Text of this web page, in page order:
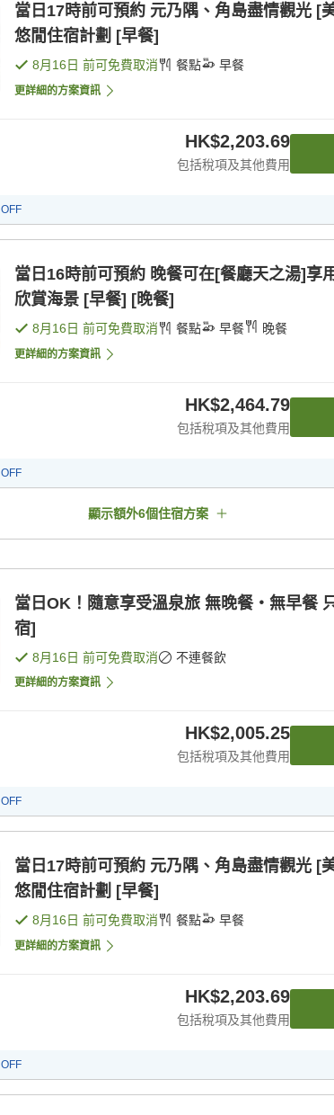
當日17時前可預約 元乃隅、角島盡情觀光 [
悠閒住宿計劃 [早餐]
8月16日 前可免費取消 餐點 早餐
更詳細的方案資訊
HK$2,203.69
包括稅項及其他費用
OFF
當日16時前可預約 晚餐可在[餐廳天之湯]享
欣賞海景 [早餐] [晚餐]
8月16日 前可免費取消 餐點 早餐 晚餐
更詳細的方案資訊
HK$2,464.79
包括稅項及其他費用
OFF
顯示額外6個住宿方案
當日OK！隨意享受溫泉旅 無晚餐・無早餐
宿]
8月16日 前可免費取消 不連餐飲
更詳細的方案資訊
HK$2,005.25
包括稅項及其他費用
OFF
當日17時前可預約 元乃隅、角島盡情觀光 [
悠閒住宿計劃 [早餐]
8月16日 前可免費取消 餐點 早餐
更詳細的方案資訊
HK$2,203.69
包括稅項及其他費用
OFF